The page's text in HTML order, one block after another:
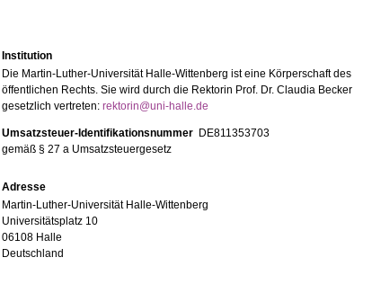
Institution
Die Martin-Luther-Universität Halle-Wittenberg ist eine Körperschaft des
öffentlichen Rechts. Sie wird durch die Rektorin Prof. Dr. Claudia Becker
gesetzlich vertreten: rektorin@uni-halle.de
Umsatzsteuer-Identifikationsnummer DE811353703
gemäß § 27 a Umsatzsteuergesetz
Adresse
Martin-Luther-Universität Halle-Wittenberg
Universitätsplatz 10
06108 Halle
Deutschland